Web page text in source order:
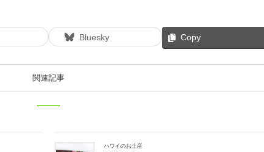
Bluesky Copy
関連記事
ハワイのお土産